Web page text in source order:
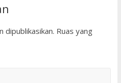
dipublikasikan. Ruas yang